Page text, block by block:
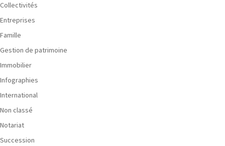
Collectivités
Entreprises
Famille
Gestion de patrimoine
Immobilier
Infographies
International
Non classé
Notariat
Succession